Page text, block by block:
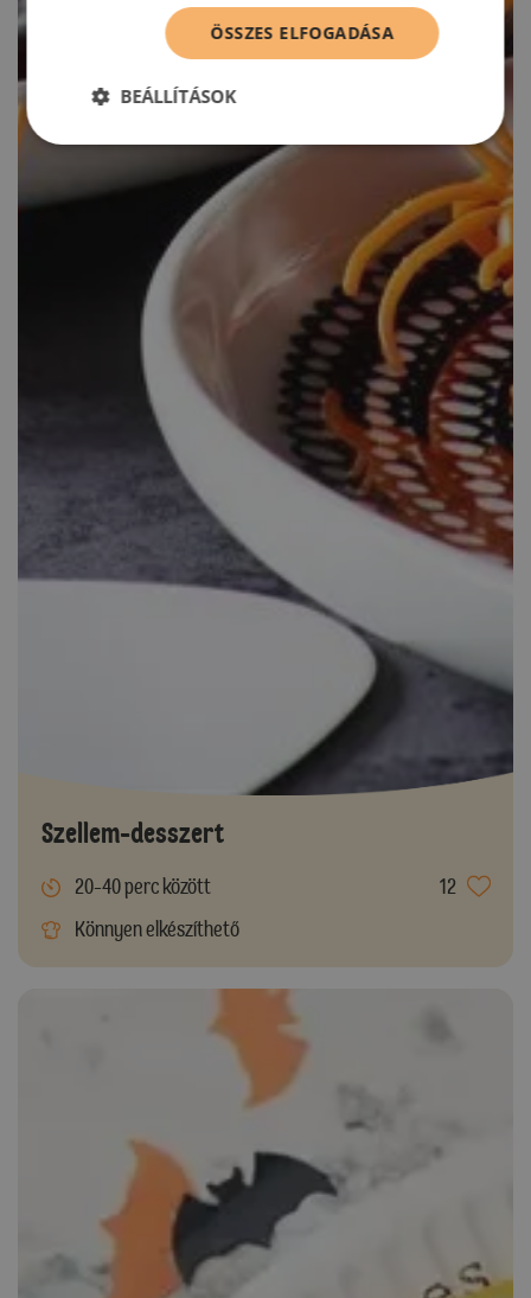
Szellem-desszert
20-40 perc között
12
Könnyen elkészíthető
ÖSSZES ELFOGADÁSA
BEÁLLÍTÁSOK